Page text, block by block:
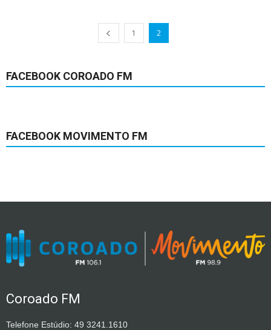
1 2
FACEBOOK COROADO FM
FACEBOOK MOVIMENTO FM
Coroado FM
Telefone Estúdio: 49 3241.1610